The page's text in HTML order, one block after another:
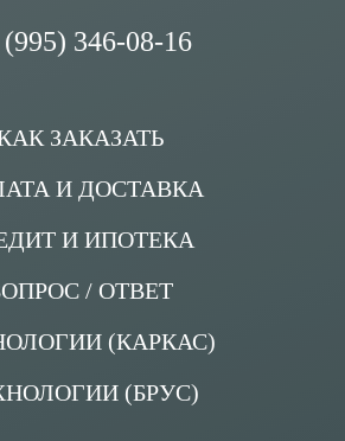
346-08-16
ЗАКАЗАТЬ
И ДОСТАВКА
И ИПОТЕКА
/ ОТВЕТ
(КАРКАС)
(БРУС)